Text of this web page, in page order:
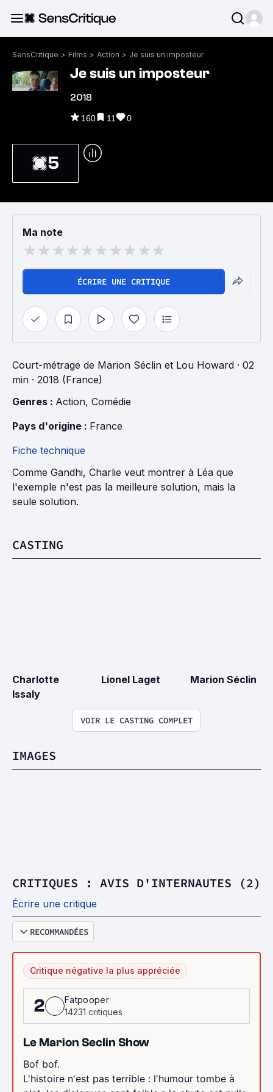
SensCritique > Films > Action > Je suis un imposteur
Je suis un imposteur
2018
160 11 0
5
Ma note
ÉCRIRE UNE CRITIQUE
Court-métrage de Marion Séclin et Lou Howard · 02
min · 2018 (France)
Genres : Action, Comédie
Pays d'origine : France
Fiche technique
Comme Gandhi, Charlie veut montrer à Léa que
l'exemple n'est pas la meilleure solution, mais la
seule solution.
CASTING
Charlotte
Issaly
Lionel Laget Marion Séclin
VOIR LE CASTING COMPLET
IMAGES
CRITIQUES : AVIS D'INTERNAUTES (2)
Écrire une critique
RECOMMANDÉES
Critique négative la plus appréciée
2
Fatpooper
14231 critiques
Le Marion Seclin Show
Bof bof.
L'histoire n'est pas terrible : l'humour tombe à